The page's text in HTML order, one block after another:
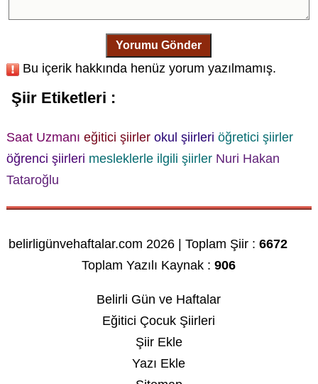
Yorumu Gönder
Bu içerik hakkında henüz yorum yazılmamış.
Şiir Etiketleri :
Saat Uzmanı eğitici şiirler okul şiirleri öğretici şiirler
öğrenci şiirleri mesleklerle ilgili şiirler Nuri Hakan
Tataroğlu
belirligünvehaftalar.com 2026 | Toplam Şiir :6672
Toplam Yazılı Kaynak :906
Belirli Gün ve Haftalar
Eğitici Çocuk Şiirleri
Şiir Ekle
Yazı Ekle